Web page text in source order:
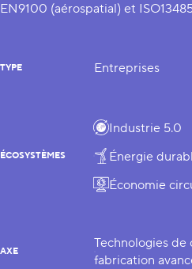
EN9100 (aérospatial) et
TYPE Entreprises
ÉCOSYSTÈMES
Industrie 5.0
Énergie
Économie
AXE
Technologies
fabrication